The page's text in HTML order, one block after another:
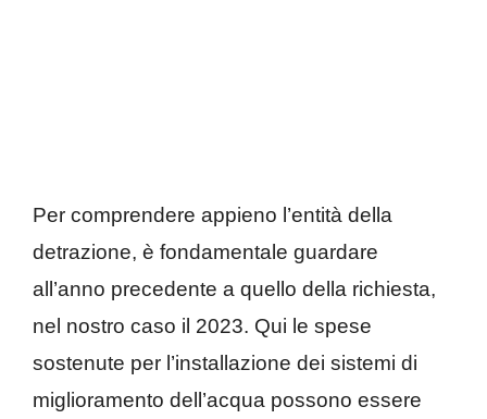
Per comprendere appieno l’entità della
detrazione, è fondamentale guardare
all’anno precedente a quello della richiesta,
nel nostro caso il 2023. Qui le spese
sostenute per l’installazione dei sistemi di
miglioramento dell’acqua possono essere